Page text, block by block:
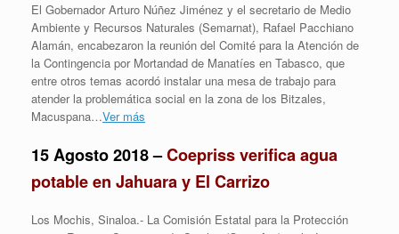
El Gobernador Arturo Núñez Jiménez y el secretario de Medio
Ambiente y Recursos Naturales (Semarnat), Rafael Pacchiano
Alamán, encabezaron la reunión del Comité para la Atención de
la Contingencia por Mortandad de Manatíes en Tabasco, que
entre otros temas acordó instalar una mesa de trabajo para
atender la problemática social en la zona de los Bitzales,
Macuspana…Ver más
15 Agosto 2018 –Coepriss verifica agua
potable en Jahuara y El Carrizo
Los Mochis, Sinaloa.- La Comisión Estatal para la Protección